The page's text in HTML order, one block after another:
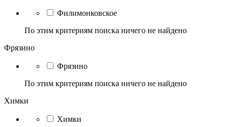
Филимонковское
По этим критериям поиска ничего не найдено
Фрязино
Фрязино
По этим критериям поиска ничего не найдено
Химки
Химки